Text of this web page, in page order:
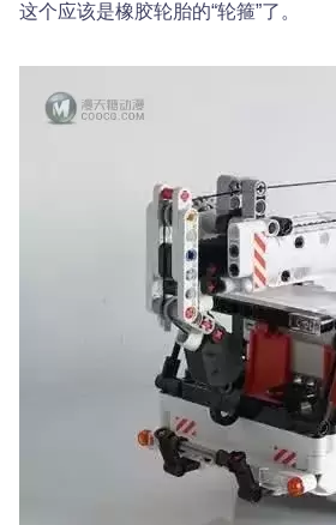
这个应该是橡胶轮胎的“轮箍”了。